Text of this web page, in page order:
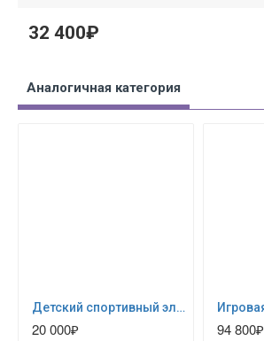
32 400₽
Аналогичная категория
Детский спортивный элемент Гим. стенка Успех
20 000₽ 94 800₽